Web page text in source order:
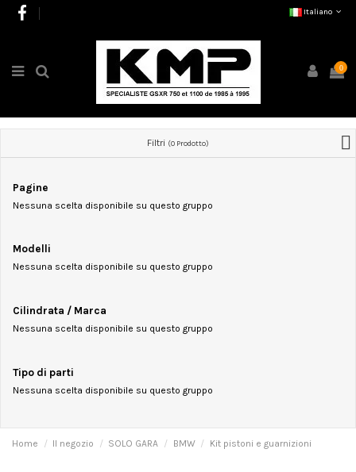
Italiano
0
Filtri (0 Prodotto)
Pagine
Nessuna scelta disponibile su questo gruppo
Modelli
Nessuna scelta disponibile su questo gruppo
Cilindrata / Marca
Nessuna scelta disponibile su questo gruppo
Tipo di parti
Nessuna scelta disponibile su questo gruppo
Home Il negozio SOLO GARA BMW Kit pistoni e guarnizioni